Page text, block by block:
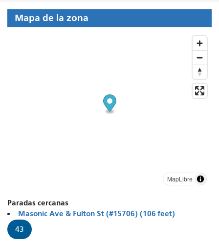
Mapa de la zona
MapLibre
Paradas cercanas
Masonic Ave & Fulton St (#15706) (106 feet)
43